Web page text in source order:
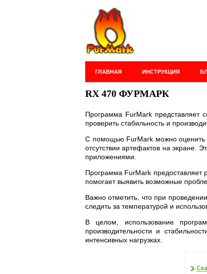
ГЛАВНАЯ ИНСТРУКЦИЯ
RX 470 ФУРМАРК
Программа FurMark представляет
проверить стабильность и
С помощью FurMark можно оценить
отсутствии артефактов на экране.
приложениями.
Программа FurMark предоставляет
помогает выявить возможные
Важно отметить, что при
следить за температурой и
В целом, использование
производительности и
интенсивных нагрузках.